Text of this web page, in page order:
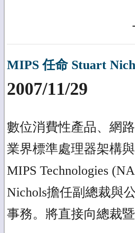
MIPS 任命 Stuart
2007/11/29
數位消費性產品、網
業界標準處理器架構
MIPS Technologies
Nichols擔任副總裁與
事務。將直接向總裁